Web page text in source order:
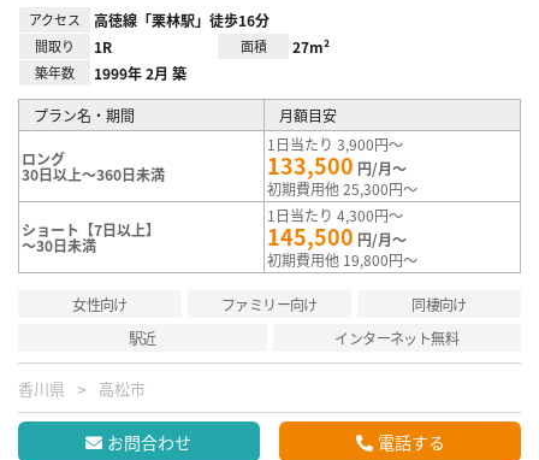
アクセス 高徳線「栗林駅」徒歩16分
間取り 1R 面積 27m²
築年数 1999年 2月 築
プラン名・期間 月額目安
ロング
30日以上～360日未満
1日当たり 3,900円～
133,500 円/月～
初期費用他 25,300円～
ショート【7日以上】
～30日未満
1日当たり 4,300円～
145,500 円/月～
初期費用他 19,800円～
女性向け ファミリー向け
同棲向け
駅近
インターネット無料
香川県 高松市
お問合わせ 電話する